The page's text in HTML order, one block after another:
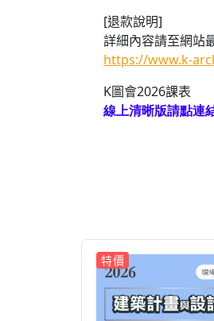
[退款說明]
詳細內容請至網站
https://www.k-
K圖會2026課表
線上清晰版請點連
特價